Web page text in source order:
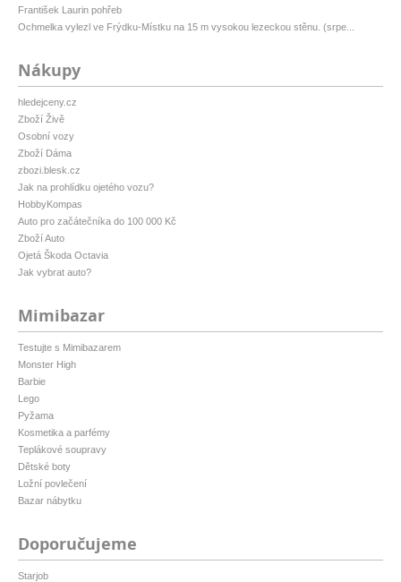
František Laurin pohřeb
Ochmelka vylezl ve Frýdku-Místku na 15 m vysokou lezeckou stěnu. (srpe...
Nákupy
hledejceny.cz
Zboží Živě
Osobní vozy
Zboží Dáma
zbozi.blesk.cz
Jak na prohlídku ojetého vozu?
HobbyKompas
Auto pro začátečníka do 100 000 Kč
Zboží Auto
Ojetá Škoda Octavia
Jak vybrat auto?
Mimibazar
Testujte s Mimibazarem
Monster High
Barbie
Lego
Pyžama
Kosmetika a parfémy
Teplákové soupravy
Dětské boty
Ložní povlečení
Bazar nábytku
Doporučujeme
Starjob